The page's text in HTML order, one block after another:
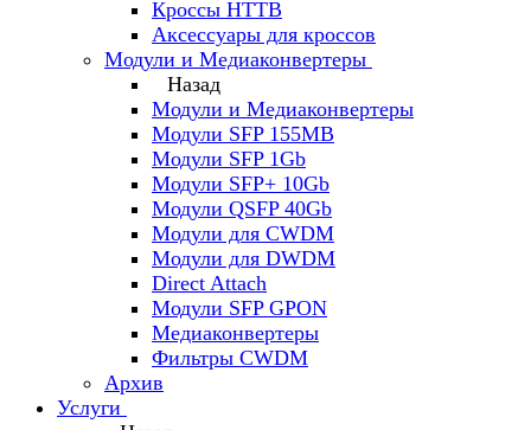
Кроссы HTTB
Аксессуары для кроссов
Модули и Медиаконвертеры
Назад
Модули и Медиаконвертеры
Модули SFP 155MB
Модули SFP 1Gb
Модули SFP+ 10Gb
Модули QSFP 40Gb
Модули для CWDM
Модули для DWDM
Direct Attach
Модули SFP GPON
Медиаконвертеры
Фильтры CWDM
Архив
Услуги